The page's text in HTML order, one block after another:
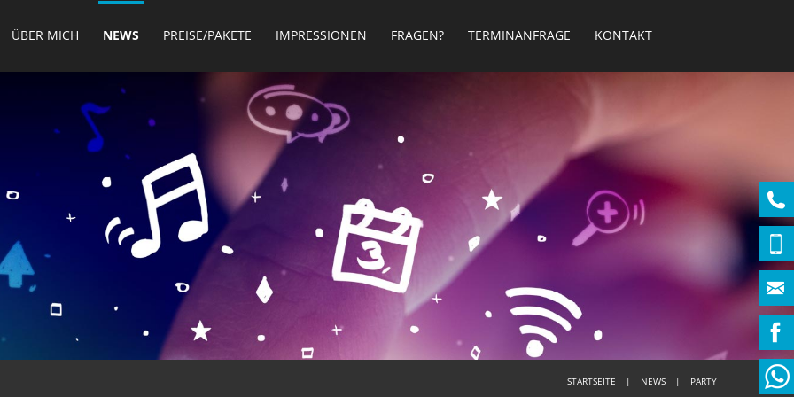
ÜBER MICH NEWS PREISE/PAKETE IMPRESSIONEN FRAGEN? TERMINANFRAGE KONTAKT
STARTSEITE NEWS PARTY